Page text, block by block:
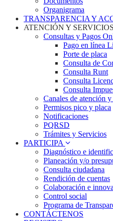
Organigrama
TRANSPARENCIA Y
ATENCIÓN Y
Consultas y Pagos
Pago en línea
Porte de placa
Consulta de
Consulta Runt
Consulta
Consulta
Canales de atención
Permisos pico y placa
Notificaciones
PQRSD
Trámites y Servicios
PARTICIPA
Diagnóstico e
Planeación y/o
Consulta ciudadana
Rendición de cuentas
Colaboración e
Control social
Programa de
CONTÁCTENOS